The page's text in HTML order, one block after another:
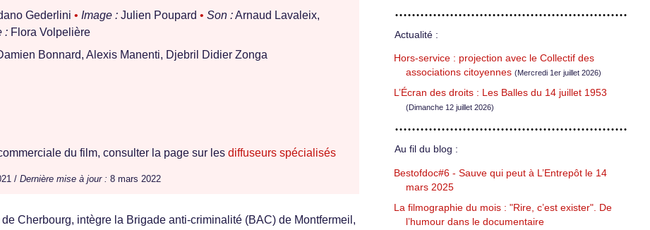
Gederlini • Image : Julien Poupard • Son :Arnaud Lavaleix,
: Flora Volpelière
Bonnard, Alexis Manenti, Djebril Didier Zonga
du film, consulter la page sur les diffuseurs spécialisés
/ Dernière mise à jour : 8 mars 2022
Cherbourg, intègre la Brigade anti-criminalité (BAC) de Montfermeil,
Actualité :
Hors-service : projection avec le Collectif des
associations citoyennes (Mercredi 1er juillet 2026)
L’Écran des droits : Les Balles du 14 juillet 1953
(Dimanche 12 juillet 2026)
Au fil du blog :
Bestofdoc#6 - Sauve qui peut à L’Entrepôt le 14
mars 2025
La filmographie du mois : "Rire, c’est exister". De
l’humour dans le documentaire